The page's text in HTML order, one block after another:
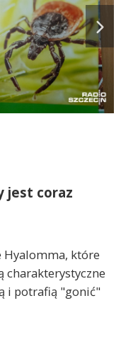
jest coraz
Hyalomma, które
charakterystyczne
i potrafią "gonić"